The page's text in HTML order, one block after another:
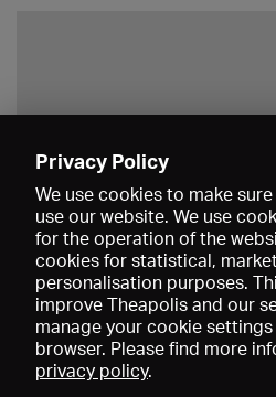
Privacy Policy
We use cookies to make
use our website. We use
for the operation of the
cookies for statistical,
personalisation purposes.
improve Theapolis and our
manage your cookie
browser. Please find more
privacy policy.